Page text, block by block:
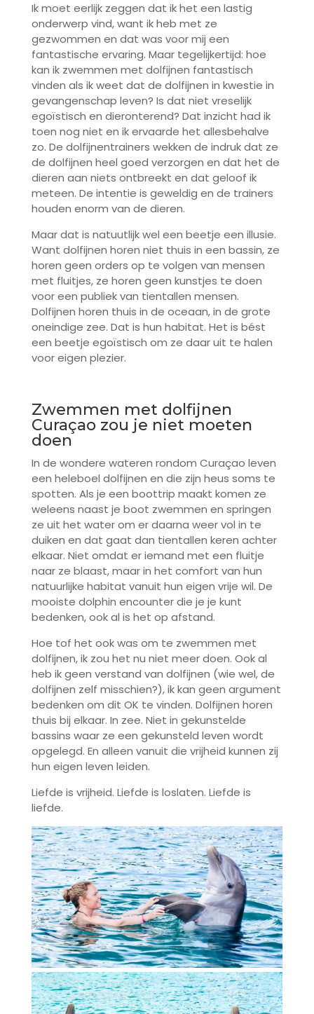
Ik moet eerlijk zeggen dat ik het een lastig
onderwerp vind, want ik heb met ze
gezwommen en dat was voor mij een
fantastische ervaring. Maar tegelijkertijd: hoe
kan ik zwemmen met dolfijnen fantastisch
vinden als ik weet dat de dolfijnen in kwestie in
gevangenschap leven? Is dat niet vreselijk
egoïstisch en dieronterend? Dat inzicht had ik
toen nog niet en ik ervaarde het allesbehalve
zo. De dolfijnentrainers wekken de indruk dat ze
de dolfijnen heel goed verzorgen en dat het de
dieren aan niets ontbreekt en dat geloof ik
meteen. De intentie is geweldig en de trainers
houden enorm van de dieren.
Maar dat is natuutlijk wel een beetje een illusie.
Want dolfijnen horen niet thuis in een bassin, ze
horen geen orders op te volgen van mensen
met fluitjes, ze horen geen kunstjes te doen
voor een publiek van tientallen mensen.
Dolfijnen horen thuis in de oceaan, in de grote
oneindige zee. Dat is hun habitat. Het is bést
een beetje egoïstisch om ze daar uit te halen
voor eigen plezier.
Zwemmen met dolfijnen
Curaçao zou je niet moeten
doen
In de wondere wateren rondom Curaçao leven
een heleboel dolfijnen en die zijn heus soms te
spotten. Als je een boottrip maakt komen ze
weleens naast je boot zwemmen en springen
ze uit het water om er daarna weer vol in te
duiken en dat gaat dan tientallen keren achter
elkaar. Niet omdat er iemand met een fluitje
naar ze blaast, maar in het comfort van hun
natuurlijke habitat vanuit hun eigen vrije wil. De
mooiste dolphin encounter die je je kunt
bedenken, ook al is het op afstand.
Hoe tof het ook was om te zwemmen met
dolfijnen, ik zou het nu niet meer doen. Ook al
heb ik geen verstand van dolfijnen (wie wel, de
dolfijnen zelf misschien?), ik kan geen argument
bedenken om dit OK te vinden. Dolfijnen horen
thuis bij elkaar. In zee. Niet in gekunstelde
bassins waar ze een gekunsteld leven wordt
opgelegd. En alleen vanuit die vrijheid kunnen zij
hun eigen leven leiden.
Liefde is vrijheid. Liefde is loslaten. Liefde is
liefde.